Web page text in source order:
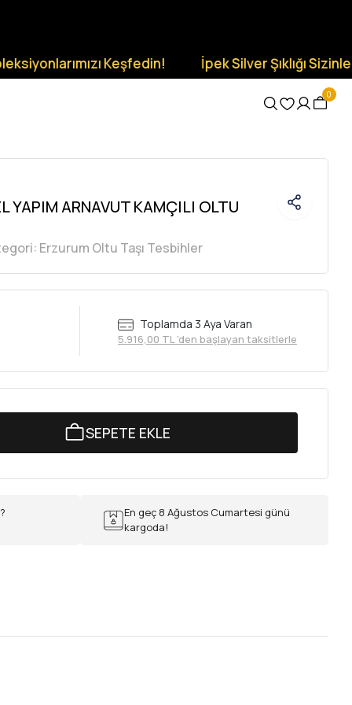
Keşfedin! İpek Silver Şıklığı Sizinle Olsun.
0
YAPIM ARNAVUT KAMÇILI OLTU
Erzurum Oltu Taşı Tesbihler
Toplamda 3 Aya Varan
5.916,00 TL 'den başlayan taksitlerle
SEPETE EKLE
En geç 8 Ağustos Cumartesi günü
kargoda!